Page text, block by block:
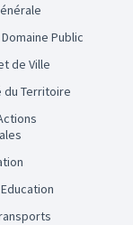
Domaine Public
de Ville
du Territoire